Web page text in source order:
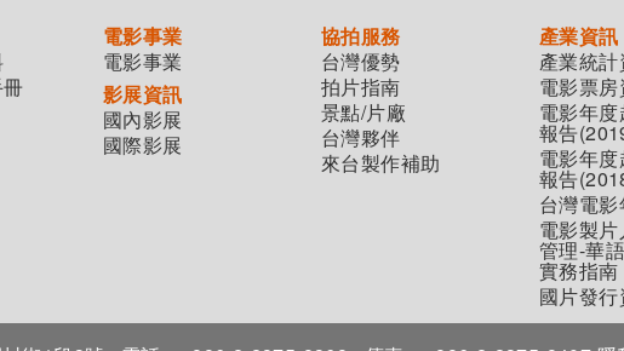
電影事業
電影事業
影展資訊
國內影展
國際影展
協拍服務
台灣優勢
拍片指南
景點/片廠
台灣夥伴
來台製作補助
產業資訊
產業統
電影票
電影年
報告
電影年
報告
台灣電
電影製
管理-華
實務指南
國片發